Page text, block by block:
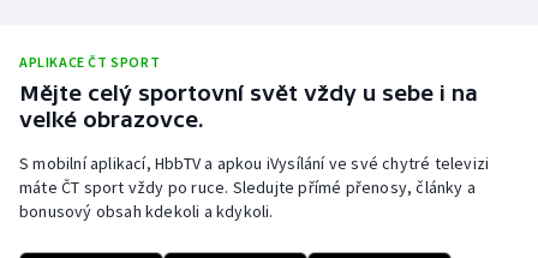
Ragby
Rychlobruslení
Rychlostní kanoistika
APLIKACE ČT SPORT
Mějte celý sportovní svět vždy u sebe i na
velké obrazovce.
S mobilní aplikací, HbbTV a apkou iVysílání ve své chytré televizi
máte ČT sport vždy po ruce. Sledujte přímé přenosy, články a
bonusový obsah kdekoli a kdykoli.